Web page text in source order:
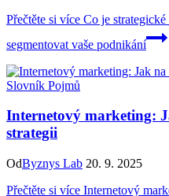
Přečtěte si více Co je
segmentovat vaše podnikání
Slovník Pojmů
Internetový marketing:
strategii
OdByznys Lab 20. 9. 2025
Přečtěte si více Internetový